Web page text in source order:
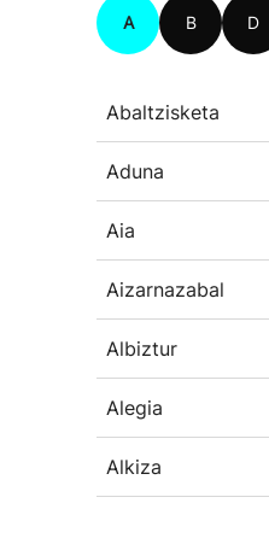
A B D
Abaltzisketa
Aduna
Aia
Aizarnazabal
Albiztur
Alegia
Alkiza